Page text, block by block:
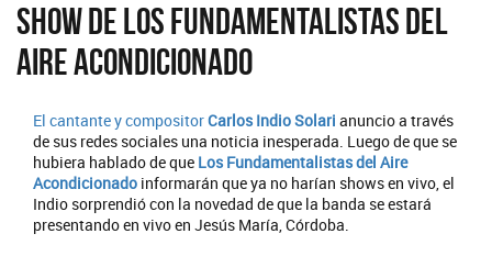
Show de Los Fundamentalistas del
Aire Acondicionado
El cantante y compositorCarlos Indio Solari anuncio a través
de sus redes sociales una noticia inesperada. Luego de que se
hubiera hablado de que Los Fundamentalistas del Aire
Acondicionado informarán que ya no harían shows en vivo, el
Indio sorprendió con la novedad de que la banda se estará
presentando en vivo en Jesús María, Córdoba.